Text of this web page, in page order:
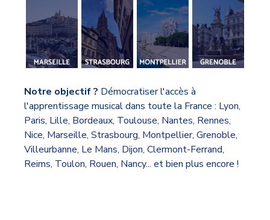
Notre objectif ? Démocratiser l'accès à
l'apprentissage musical dans toute la France : Lyon,
Paris, Lille, Bordeaux, Toulouse, Nantes, Rennes,
Nice, Marseille, Strasbourg, Montpellier, Grenoble,
Villeurbanne, Le Mans, Dijon, Clermont-Ferrand,
Reims, Toulon, Rouen, Nancy... et bien plus encore !